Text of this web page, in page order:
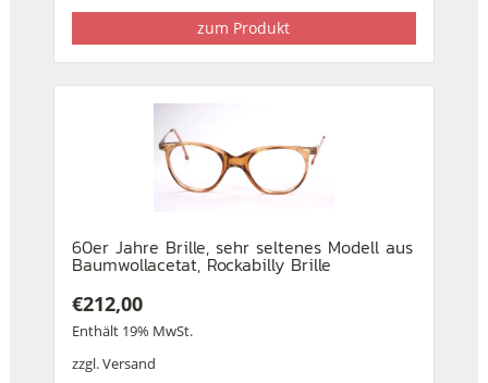
zum Produkt
60er Jahre Brille, sehr seltenes Modell aus
Baumwollacetat, Rockabilly Brille
€212,00
Enthält 19% MwSt.
zzgl.Versand